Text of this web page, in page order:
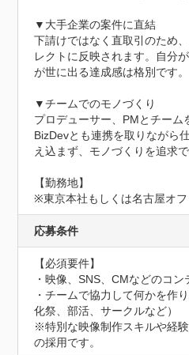
▼大手企業の案件に直結
下請けではなく直取引のため
レクトに反映されます。自分
が世に出る達成感は格別です。
▼チームでのモノづくり
プロデューサー、PMとチーム
BizDevとも連携を取りながら
え込まず、モノづくりを追求で
【勤務地】
※東京本社もしくは名古屋オフ
応募条件
【必須要件】
・映像、SNS、CMなどのコ
・チームで協力して何かを作
化祭、部活、サークルなど）
※特別な映像制作スキルや経
の採用です。